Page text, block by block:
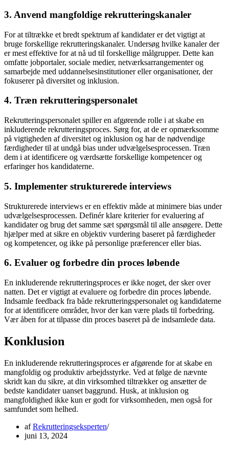
3. Anvend mangfoldige rekrutteringskanaler
For at tiltrække et bredt spektrum af kandidater er det vigtigt at
bruge forskellige rekrutteringskanaler. Undersøg hvilke kanaler der
er mest effektive for at nå ud til forskellige målgrupper. Dette kan
omfatte jobportaler, sociale medier, netværksarrangementer og
samarbejde med uddannelsesinstitutioner eller organisationer, der
fokuserer på diversitet og inklusion.
4. Træn rekrutteringspersonalet
Rekrutteringspersonalet spiller en afgørende rolle i at skabe en
inkluderende rekrutteringsproces. Sørg for, at de er opmærksomme
på vigtigheden af diversitet og inklusion og har de nødvendige
færdigheder til at undgå bias under udvælgelsesprocessen. Træn
dem i at identificere og værdsætte forskellige kompetencer og
erfaringer hos kandidaterne.
5. Implementer strukturerede interviews
Strukturerede interviews er en effektiv måde at minimere bias under
udvælgelsesprocessen. Definér klare kriterier for evaluering af
kandidater og brug det samme sæt spørgsmål til alle ansøgere. Dette
hjælper med at sikre en objektiv vurdering baseret på færdigheder
og kompetencer, og ikke på personlige præferencer eller bias.
6. Evaluer og forbedre din proces løbende
En inkluderende rekrutteringsproces er ikke noget, der sker over
natten. Det er vigtigt at evaluere og forbedre din proces løbende.
Indsamle feedback fra både rekrutteringspersonalet og kandidaterne
for at identificere områder, hvor der kan være plads til forbedring.
Vær åben for at tilpasse din proces baseret på de indsamlede data.
Konklusion
En inkluderende rekrutteringsproces er afgørende for at skabe en
mangfoldig og produktiv arbejdsstyrke. Ved at følge de nævnte
skridt kan du sikre, at din virksomhed tiltrækker og ansætter de
bedste kandidater uanset baggrund. Husk, at inklusion og
mangfoldighed ikke kun er godt for virksomheden, men også for
samfundet som helhed.
afRekrutteringseksperten
juni 13, 2024